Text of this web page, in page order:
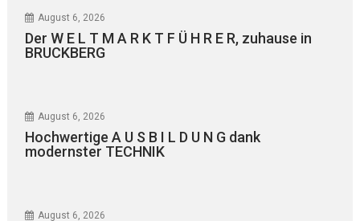
August 6, 2026
Der W E L T M A R K T F Ü H R E R, zuhause in
BRUCKBERG
August 6, 2026
Hochwertige A U S B I L D U N G dank
modernster TECHNIK
August 6, 2026